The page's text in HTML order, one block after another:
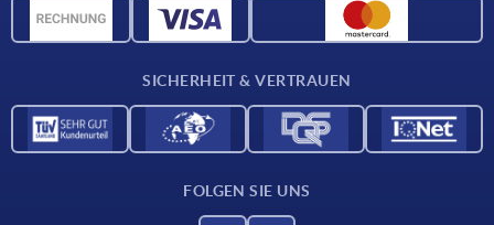
CAD-Daten
SICHERHEIT & VERTRAUEN
FOLGEN SIE UNS